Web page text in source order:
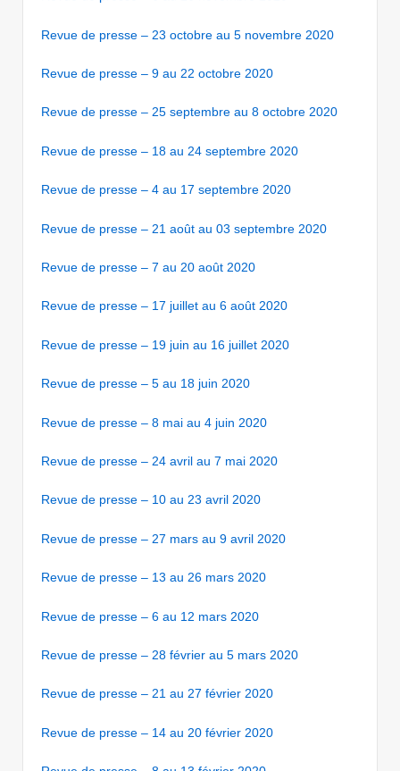
Revue de presse – 23 octobre au 5 novembre 2020
Revue de presse – 9 au 22 octobre 2020
Revue de presse – 25 septembre au 8 octobre 2020
Revue de presse – 18 au 24 septembre 2020
Revue de presse – 4 au 17 septembre 2020
Revue de presse – 21 août au 03 septembre 2020
Revue de presse – 7 au 20 août 2020
Revue de presse – 17 juillet au 6 août 2020
Revue de presse – 19 juin au 16 juillet 2020
Revue de presse – 5 au 18 juin 2020
Revue de presse – 8 mai au 4 juin 2020
Revue de presse – 24 avril au 7 mai 2020
Revue de presse – 10 au 23 avril 2020
Revue de presse – 27 mars au 9 avril 2020
Revue de presse – 13 au 26 mars 2020
Revue de presse – 6 au 12 mars 2020
Revue de presse – 28 février au 5 mars 2020
Revue de presse – 21 au 27 février 2020
Revue de presse – 14 au 20 février 2020